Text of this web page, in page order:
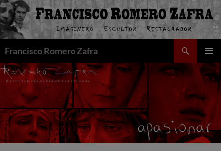
Saltar
al
contenido
Francisco Romero Zafra
MENÚ